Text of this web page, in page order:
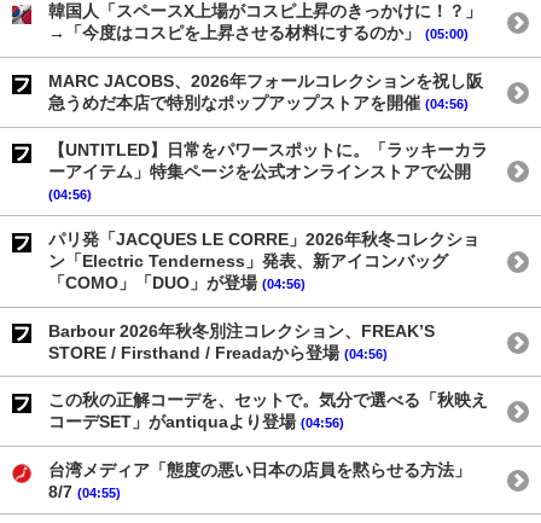
韓国人「スペースX上場がコスピ上昇のきっかけに！？」
→「今度はコスピを上昇させる材料にするのか」
(05:00)
MARC JACOBS、2026年フォールコレクションを祝し阪
急うめだ本店で特別なポップアップストアを開催 (04:56)
【UNTITLED】日常をパワースポットに。「ラッキーカラ
ーアイテム」特集ページを公式オンラインストアで公開
(04:56)
パリ発「JACQUES LE CORRE」2026年秋冬コレクショ
ン「Electric Tenderness」発表、新アイコンバッグ
「COMO」「DUO」が登場 (04:56)
Barbour 2026年秋冬別注コレクション、FREAK’S
STORE / Firsthand / Freadaから登場 (04:56)
この秋の正解コーデを、セットで。気分で選べる「秋映え
コーデSET」がantiquaより登場 (04:56)
台湾メディア「態度の悪い日本の店員を黙らせる方法」
8/7 (04:55)